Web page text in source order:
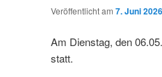
Veröffentlicht am7. Juni 2026
Am Dienstag, den
statt.